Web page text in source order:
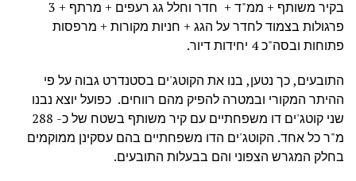
בקיר משותף + ממ"ד + חדר וחלל גג רעפים + מרתף + 3
פרגולות בצמוד לחדר על הגג + חניות מקורות + מרפסות
פתוחות ובסה"כ 4 יחידות דיור.
התובעים, כך נטען, בנו את הקוטג'ים בסטנדרט גבוה על פי
ההיתר המקורי ובמטרה להפיק מהם רווחים. כפועל יוצא נבנו
שני קוטג'ים דו משפחתיים עם קיר משותף בשטח של כ- 288
מ"ר כל אחד. הקוטג'ים הדו משפחתיים בהם עסקינן ממוקמים
בחלק המגרש הצפוני והם בבעלות התובעים.